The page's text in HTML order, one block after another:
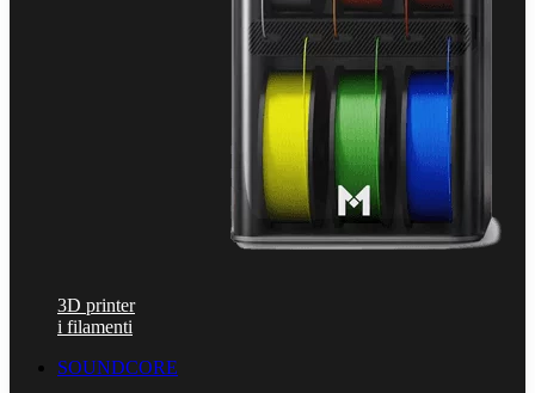
3D printer
i filamenti
SOUNDCORE